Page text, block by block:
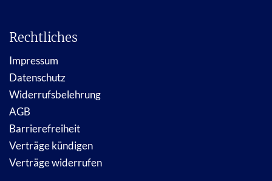
Rechtliches
Impressum
Datenschutz
Widerrufsbelehrung
AGB
Barrierefreiheit
Verträge kündigen
Verträge widerrufen